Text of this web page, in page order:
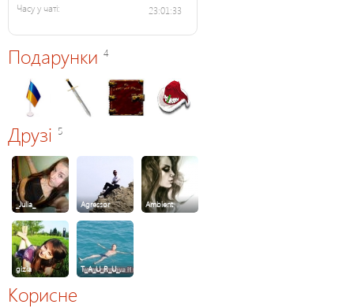
Часу у чаті: 23:01:33
Подарунки 4
Друзі 5
_Julia_ Agressor Ambient
gizia T_A_U_R_U_…
Корисне